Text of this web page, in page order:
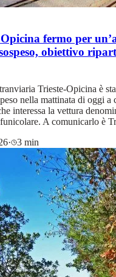
fermo per
obiettivo
Trieste-Opicina è
nella mattinata di oggi a
interessa la vettura
A comunicarlo è
· 3 min